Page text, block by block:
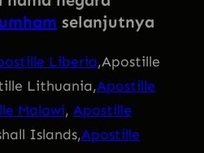
selanjutnya
Liberia,Apostille
Lithuania,Apostille
Malawi, Apostille
Islands,Apostille